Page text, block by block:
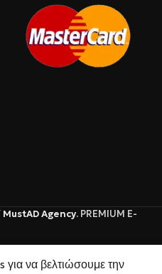
MustAD Agency. PREMIUM E-
να βελτιώσουμε την